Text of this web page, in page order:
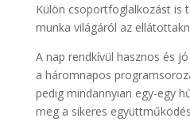
Külön csoportfoglalkozást is
munka világáról az
A nap rendkívül hasznos és
a háromnapos
pedig mindannyian egy-egy
meg a sikeres